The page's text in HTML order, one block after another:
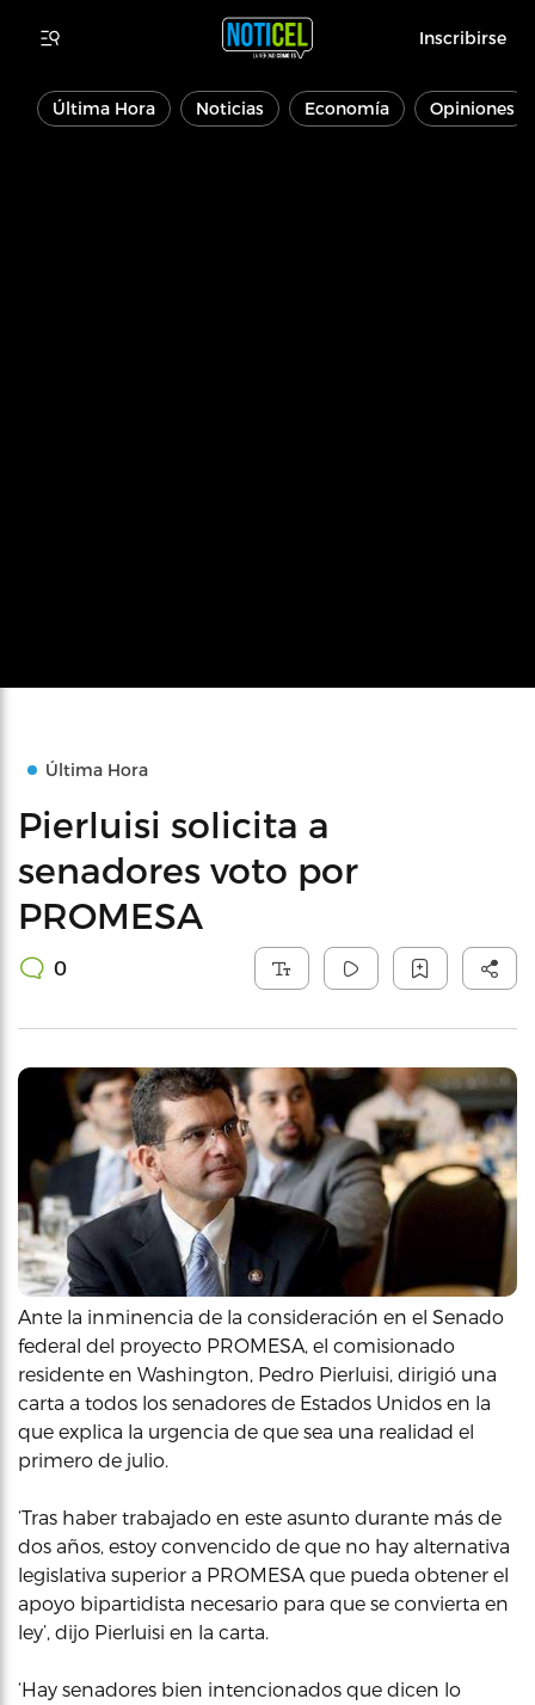
Inscribirse
Última Hora Noticias Economía Opiniones
Última Hora
Pierluisi solicita a
senadores voto por
PROMESA
0
Ante la inminencia de la consideración en el Senado
federal del proyecto PROMESA, el comisionado
residente en Washington, Pedro Pierluisi, dirigió una
carta a todos los senadores de Estados Unidos en la
que explica la urgencia de que sea una realidad el
primero de julio.
‘Tras haber trabajado en este asunto durante más de
dos años, estoy convencido de que no hay alternativa
legislativa superior a PROMESA que pueda obtener el
apoyo bipartidista necesario para que se convierta en
ley’, dijo Pierluisi en la carta.
‘Hay senadores bien intencionados que dicen lo